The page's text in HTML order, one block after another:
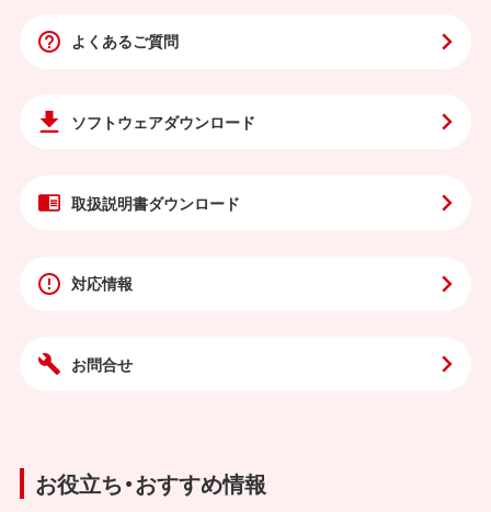
よくあるご質問
ソフトウェアダウンロード
取扱説明書ダウンロード
対応情報
お問合せ
お役立ち・おすすめ情報